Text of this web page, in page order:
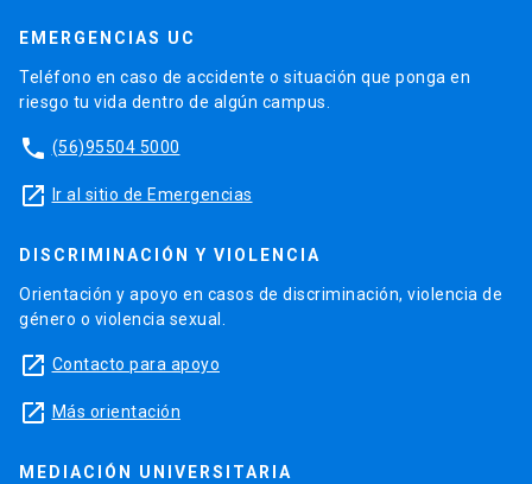
EMERGENCIAS UC
Teléfono en caso de accidente o situación que ponga en
riesgo tu vida dentro de algún campus.
phone (56)95504 5000
launch Ir al sitio de Emergencias
DISCRIMINACIÓN Y VIOLENCIA
Orientación y apoyo en casos de discriminación, violencia de
género o violencia sexual.
launch Contacto para apoyo
launch Más orientación
MEDIACIÓN UNIVERSITARIA